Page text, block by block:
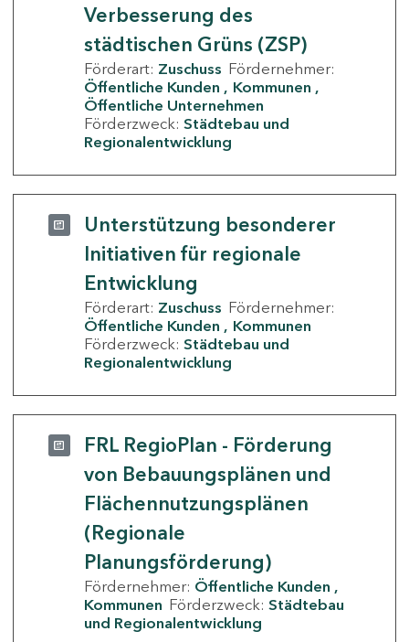
Verbesserung des
städtischen Grüns (ZSP)
Förderart: Zuschuss Fördernehmer:
Öffentliche Kunden
Kommunen
Öffentliche Unternehmen
Förderzweck: Städtebau und
Regionalentwicklung
Unterstützung besonderer
Initiativen für regionale
Entwicklung
Förderart: Zuschuss Fördernehmer:
Öffentliche Kunden
Kommunen
Förderzweck: Städtebau und
Regionalentwicklung
FRL RegioPlan - Förderung
von Bebauungsplänen und
Flächennutzungsplänen
(Regionale
Planungsförderung)
Fördernehmer: Öffentliche Kunden
Kommunen Förderzweck: Städtebau
und Regionalentwicklung